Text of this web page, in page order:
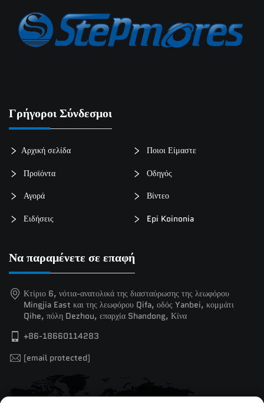
Γρήγοροι Σύνδεσμοι
Αρχική σελίδα
Ποιοι Είμαστε
Προϊόντα
Οδηγός
Αγορά
Βίντεο
Ειδήσεις
Epi Koinonia
Να παραμένετε σε επαφή
Κτίριο 6, νότια-ανατολικά της διασταύρωσης της λεωφόρου
Mingjia East και της λεωφόρου Qifa, οδός Yanbei, κομμάτι
Qihe, πόλη Dezhou, επαρχία Shandong, Κίνα
+86-18660114283
[email protected]